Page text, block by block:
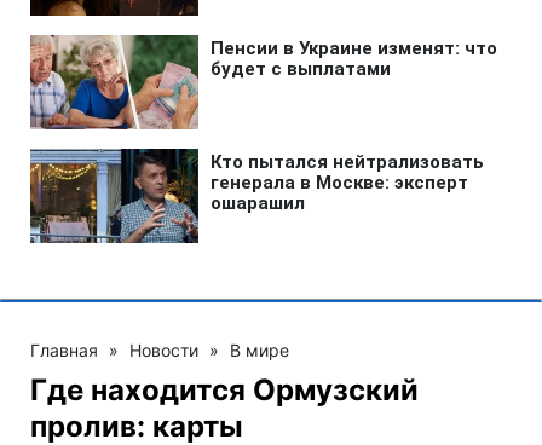
Главная » Новости » В мире
Где находится Ормузский
пролив: карты